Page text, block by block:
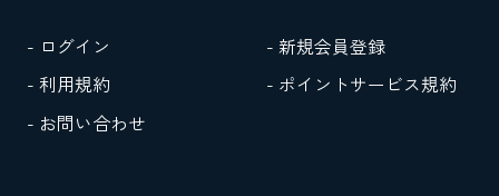
- ログイン
- 新規会員登録
- 利用規約
- ポイントサービス規約
- お問い合わせ